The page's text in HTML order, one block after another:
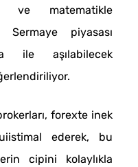
ve matematikle
Sermaye piyasası
ile aşılabilecek
forexte inek
ederek, bu
cipini kolaylıkla